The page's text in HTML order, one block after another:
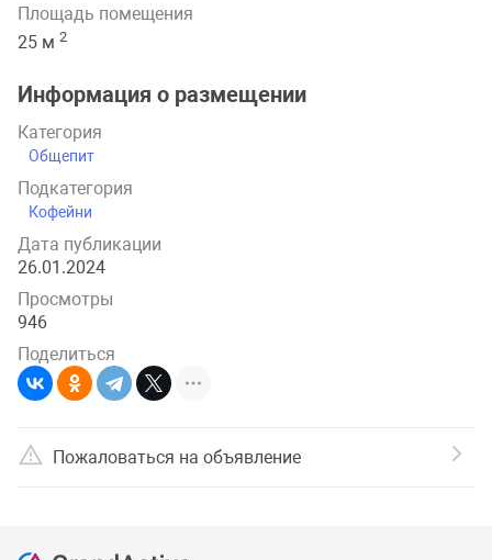
Площадь помещения
25 м 2
Информация о размещении
Категория
Общепит
Подкатегория
Кофейни
Дата публикации
26.01.2024
Просмотры
946
Поделиться
Пожаловаться на объявление